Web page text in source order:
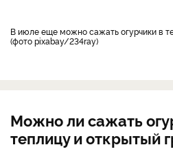
В июле еще можно сажать огурчики в теплицу и в открытый грунт
(фото pixabay/234ray)
Можно ли сажать
теплицу и открытый